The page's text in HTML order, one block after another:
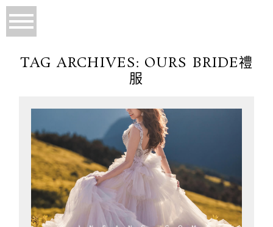
TAG ARCHIVES: OURS BRIDE禮
服